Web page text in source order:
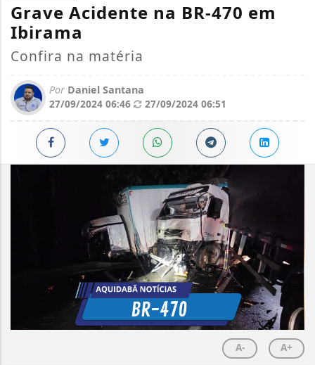
Grave Acidente na BR-470 em
Ibirama
Confira na matéria
Por Daniel Santana
27/09/2024 06:46
27/09/2024 06:51
A- A+